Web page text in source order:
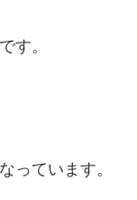
す。
っています。